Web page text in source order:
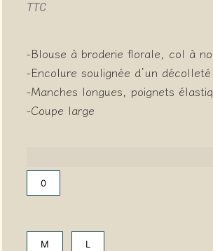
TTC
-Blouse à broderie florale, col à
-Encolure soulignée d’un
-Manches longues, poignets
-Coupe large
0
M L